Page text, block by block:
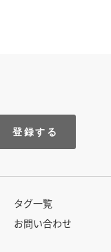
登録する
タグ一覧
お問い合わせ